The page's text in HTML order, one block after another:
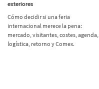
exteriores
Cómo decidir si una feria
internacional merece la pena:
mercado, visitantes, costes, agenda,
logística, retorno y Comex.